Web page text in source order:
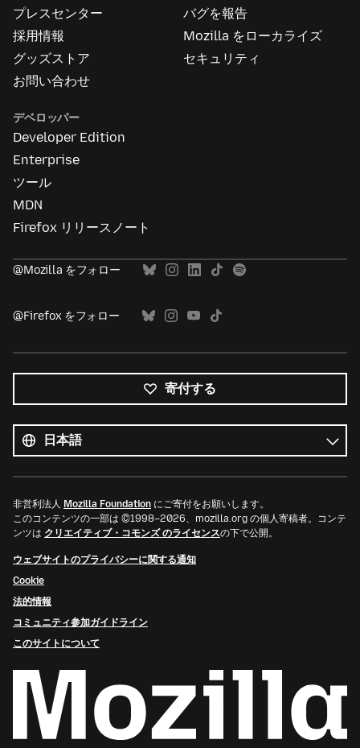
プレスセンター
採用情報
グッズストア
お問い合わせ
バグを報告
Mozilla をローカライズ
セキュリティ
デベロッパー
Developer Edition
Enterprise
ツール
MDN
Firefox リリースノート
@Mozilla をフォロー
@Firefox をフォロー
寄付する
べ
て
の
言
言
語
非営利法人 Mozilla Foundation にご寄付をお願いします。
このコンテンツの一部は ©1998–2026、mozilla.org の個人寄稿者。コンテ
ンツは クリエイティブ・コモンズ のライセンスの下で公開。
ウェブサイトのプライバシーに関する通知
Cookie
法的情報
コミュニティ参加ガイドライン
このサイトについて